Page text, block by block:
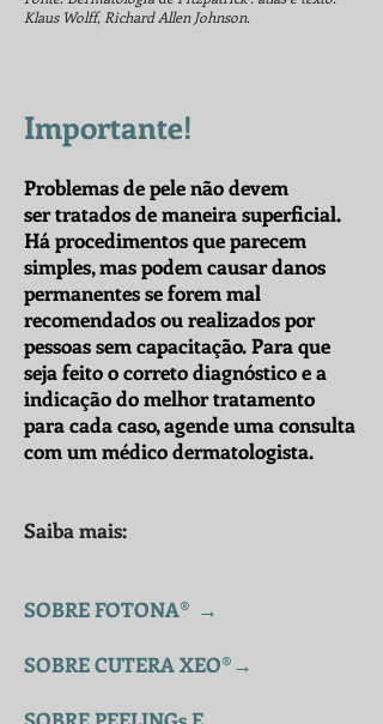
Klaus Wolff, Richard Allen Johnson.
Importante!
Problemas de pele não devem
ser tratados de maneira superficial.
Há procedimentos que parecem
simples, mas podem causar danos
permanentes se forem mal
recomendados ou realizados por
pessoas sem capacitação. Para que
seja feito o correto diagnóstico e a
indicação do melhor tratamento
para cada caso, agende uma consulta
com um médico dermatologista.
Saiba mais:
SOBRE FOTONA® →
SOBRE CUTERA XEO® →